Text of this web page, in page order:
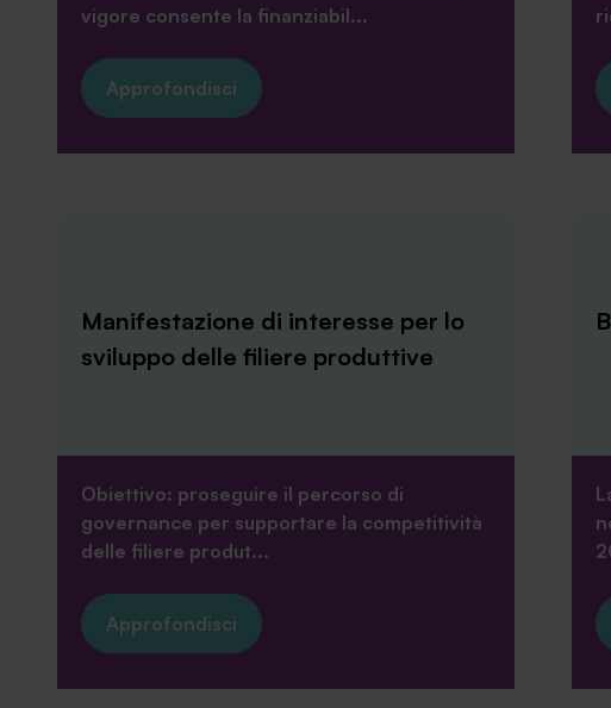
vigore consente la finanziabil...
Approfondisci
Manifestazione di interesse per lo
sviluppo delle filiere produttive
Obiettivo: proseguire il percorso di
governance per supportare la competitività
delle filiere produt...
Approfondisci